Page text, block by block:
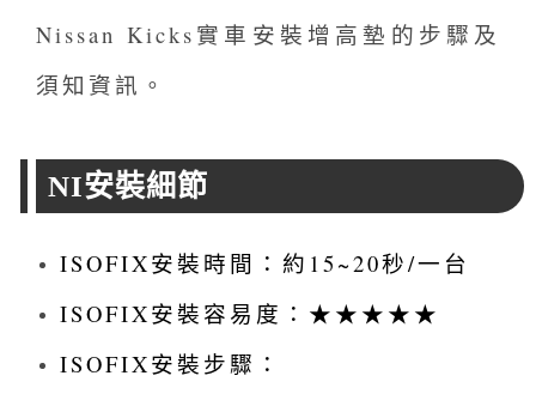
Nissan Kicks實車安裝增高墊的步驟及
須知資訊。
NI安裝細節
ISOFIX安裝時間：約15~20秒/一台
ISOFIX安裝容易度：★★★★★
ISOFIX安裝步驟：